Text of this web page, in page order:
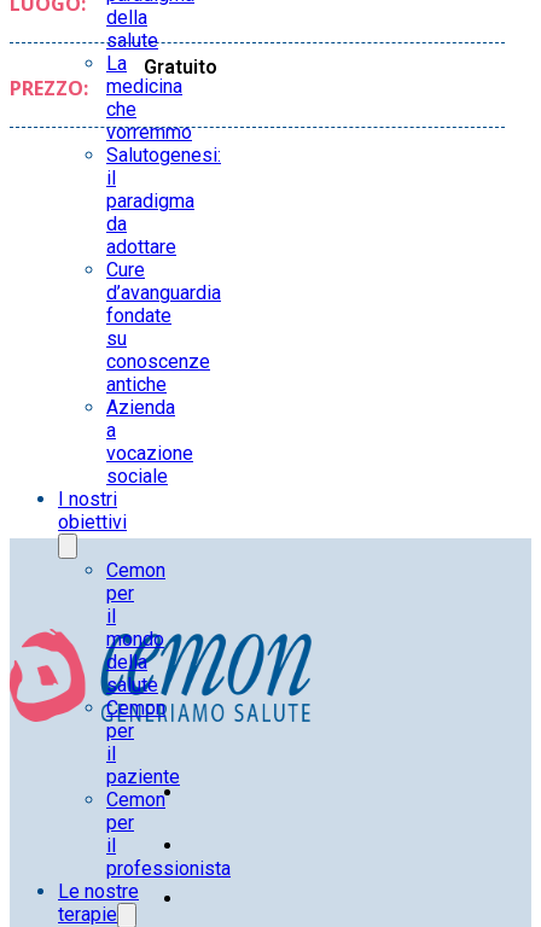
della
salute
La
medicina
che
vorremmo
Salutogenesi:
il
paradigma
da
adottare
Cure
d’avanguardia
fondate
su
conoscenze
antiche
Azienda
a
vocazione
sociale
I nostri
obiettivi
Cemon
per
il
mondo
della
salute
Cemon
per
il
paziente
Cemon
per
il
professionista
Le nostre
terapie
PREZZO:
Gratuito